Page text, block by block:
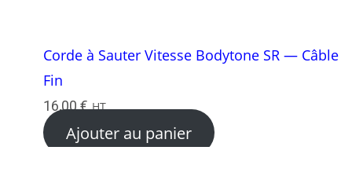
Corde à Sauter Vitesse Bodytone SR — Câble
Fin
16,00€ HT
Ajouter au panier